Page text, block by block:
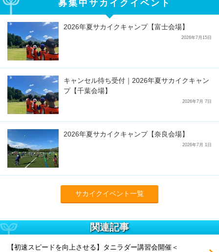
募集中サカイクイベント
2026年夏サカイクキャンプ【富士会場】
2026年7月15日
キャンセル待ち受付｜2026年夏サカイクキャン
プ【千葉会場】
2026年7月 7日
2026年夏サカイクキャンプ【奈良会場】
2026年7月 1日
サカイクイベント一覧
関連記事
【初速スピードを向上させる】タニラダー講習会開催＜